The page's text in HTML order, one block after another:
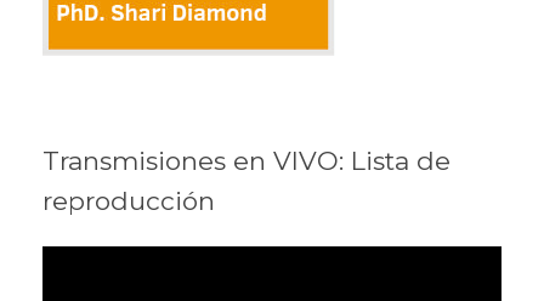
Transmisiones en VIVO: Lista de
reproducción